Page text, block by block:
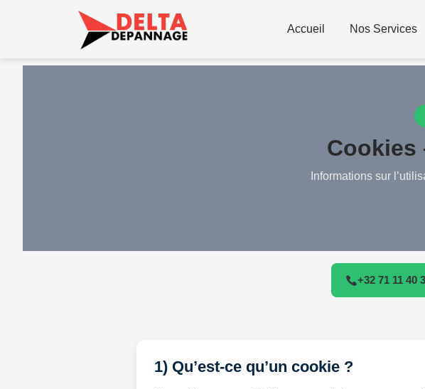
Accueil Nos Services
Cookies
Informations sur
+32 71 11 40
1) Qu’est-ce qu’un cookie ?